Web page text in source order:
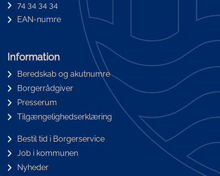
74 34 34 34
EAN-numre
Information
Beredskab og akutnumre
Borgerrådgiver
Presserum
Tilgængelighedserklæring
Bestil tid i Borgerservice
Job i kommunen
Nyheder